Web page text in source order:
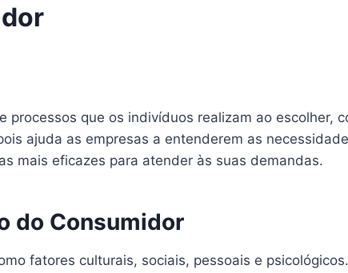
que os indivíduos realizam ao escolher,
ajuda as empresas a entenderem as
mais eficazes para atender às suas demandas.
do Consumidor
fatores culturais, sociais, pessoais e